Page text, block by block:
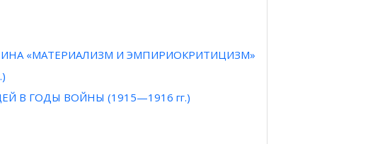
«МАТЕРИАЛИЗМ И ЭМПИРИОКРИТИЦИЗМ»
В ГОДЫ ВОЙНЫ (1915—1916 гг.)